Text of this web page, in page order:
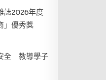
誌2026年度
」優秀獎
全 教導學子